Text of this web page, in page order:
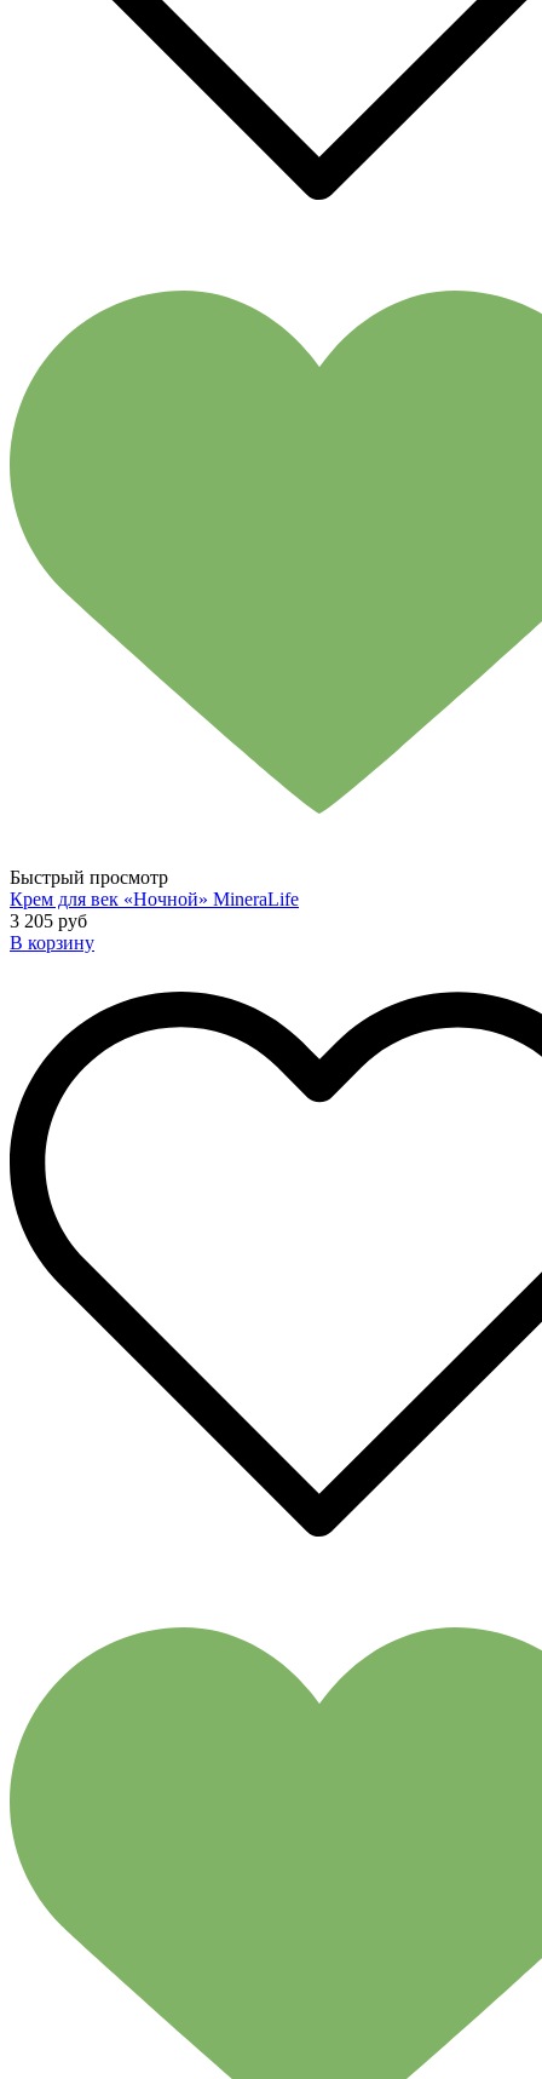
Быстрый просмотр
Крем для век «Ночной» MineraLife
3 205 руб
В корзину